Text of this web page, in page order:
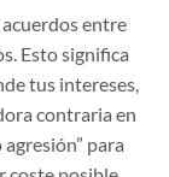
entre
Esto significa
tus intereses,
contraria en
para
posible.